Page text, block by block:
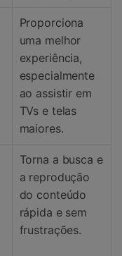
Proporciona
uma melhor
experiência,
especialmente
ao assistir em
TVs e telas
maiores.
Torna a busca e
a reprodução
do conteúdo
rápida e sem
frustrações.